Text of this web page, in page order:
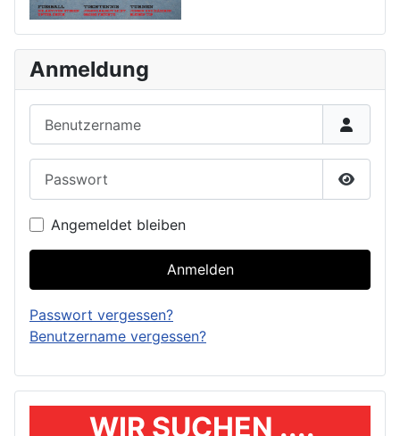
Anmeldung
Angemeldet bleiben
Anmelden
Passwort vergessen?
Benutzername vergessen?
WIR SUCHEN ....